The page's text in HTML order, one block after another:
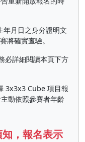
月日之身分證明文
將確實查驗。
必詳細閱讀本頁下方
3x3x3 Cube 項目報
動依照參賽者年齡
，報名表示